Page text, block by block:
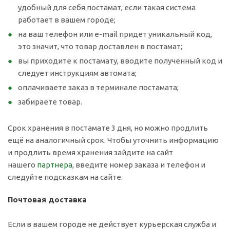
удобный для себя постамат, если такая система
работает в вашем городе;
на ваш телефон или e-mail придет уникальный код,
это значит, что товар доставлен в постамат;
вы приходите к постамату, вводите полученный код и
следует инструкциям автомата;
оплачиваете заказ в терминале постамата;
забираете товар.
Срок хранения в постамате 3 дня, но можно продлить
ещё на аналогичный срок. Чтобы уточнить информацию
и продлить время хранения зайдите на сайт
нашего партнера, введите номер заказа и телефон и
следуйте подсказкам на сайте.
Почтовая доставка
Если в вашем городе не действует курьерская служба и